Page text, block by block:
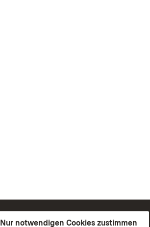
Nur notwendigen Cookies zustimmen